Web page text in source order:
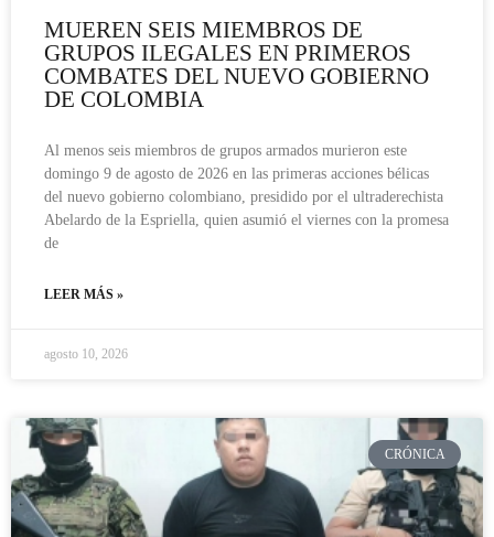
MUEREN SEIS MIEMBROS DE
GRUPOS ILEGALES EN PRIMEROS
COMBATES DEL NUEVO GOBIERNO
DE COLOMBIA
Al menos seis miembros de grupos armados murieron este
domingo 9 de agosto de 2026 en las primeras acciones bélicas
del nuevo gobierno colombiano, presidido por el ultraderechista
Abelardo de la Espriella, quien asumió el viernes con la promesa
de
LEER MÁS »
agosto 10, 2026
CRÓNICA